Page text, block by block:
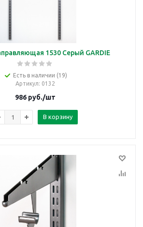
1530 Серый GARDIE
Есть в наличии (19)
Артикул: 0132
986руб./шт
В корзину